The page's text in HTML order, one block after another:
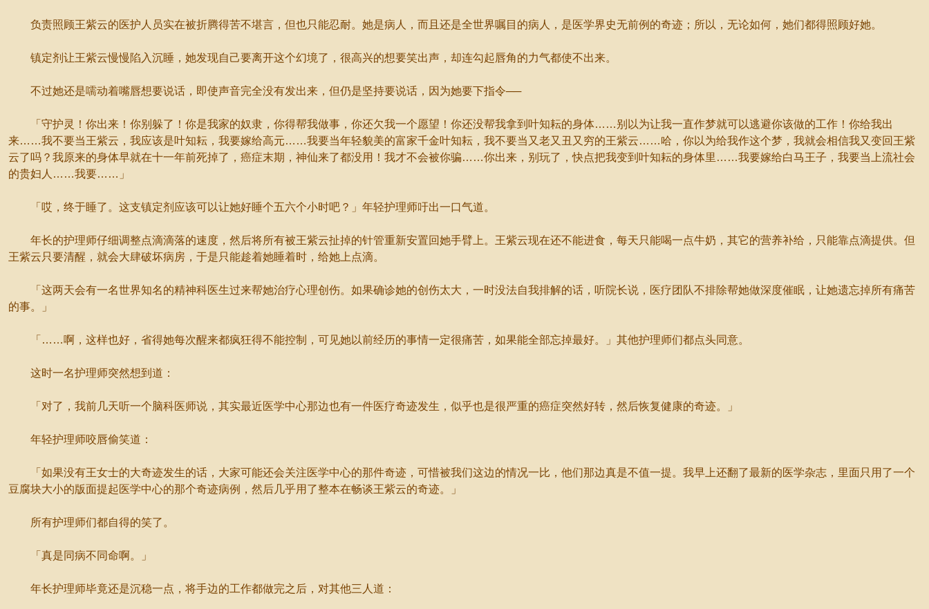
负责照顾王紫云的医护人员实在被折腾得苦不堪言，但也只能忍耐。她是病人，而且还是全世界嘱目的病人，是医学界史无前例的奇迹；所以，无论如何，她们都得照顾好她。
镇定剂让王紫云慢慢陷入沉睡，她发现自己要离开这个幻境了，很高兴的想要笑出声，却连勾起唇角的力气都使不出来。
不过她还是嚅动着嘴唇想要说话，即使声音完全没有发出来，但仍是坚持要说话，因为她要下指令──
「守护灵！你出来！你别躲了！你是我家的奴隶，你得帮我做事，你还欠我一个愿望！你还没帮我拿到叶知耘的身体……别以为让我一直作梦就可以逃避你该做的工作！你给我出
来……我不要当王紫云，我应该是叶知耘，我要嫁给高元……我要当年轻貌美的富家千金叶知耘，我不要当又老又丑又穷的王紫云……哈，你以为给我作这个梦，我就会相信我又变回王紫
云了吗？我原来的身体早就在十一年前死掉了，癌症末期，神仙来了都没用！我才不会被你骗……你出来，别玩了，快点把我变到叶知耘的身体里……我要嫁给白马王子，我要当上流社会
的贵妇人……我要……」
「哎，终于睡了。这支镇定剂应该可以让她好睡个五六个小时吧？」年轻护理师吁出一口气道。
年长的护理师仔细调整点滴滴落的速度，然后将所有被王紫云扯掉的针管重新安置回她手臂上。王紫云现在还不能进食，每天只能喝一点牛奶，其它的营养补给，只能靠点滴提供。但
王紫云只要清醒，就会大肆破坏病房，于是只能趁着她睡着时，给她上点滴。
「这两天会有一名世界知名的精神科医生过来帮她治疗心理创伤。如果确诊她的创伤太大，一时没法自我排解的话，听院长说，医疗团队不排除帮她做深度催眠，让她遗忘掉所有痛苦
的事。」
「……啊，这样也好，省得她每次醒来都疯狂得不能控制，可见她以前经历的事情一定很痛苦，如果能全部忘掉最好。」其他护理师们都点头同意。
这时一名护理师突然想到道：
「对了，我前几天听一个脑科医师说，其实最近医学中心那边也有一件医疗奇迹发生，似乎也是很严重的癌症突然好转，然后恢复健康的奇迹。」
年轻护理师咬唇偷笑道：
「如果没有王女士的大奇迹发生的话，大家可能还会关注医学中心的那件奇迹，可惜被我们这边的情况一比，他们那边真是不值一提。我早上还翻了最新的医学杂志，里面只用了一个
豆腐块大小的版面提起医学中心的那个奇迹病例，然后几乎用了整本在畅谈王紫云的奇迹。」
所有护理师们都自得的笑了。
「真是同病不同命啊。」
年长护理师毕竟还是沉稳一点，将手边的工作都做完之后，对其他三人道：